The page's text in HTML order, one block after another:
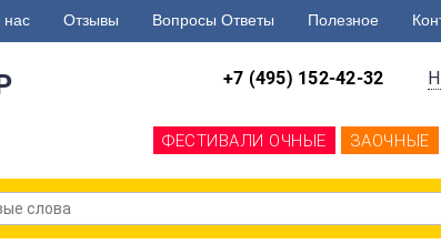
Отзывы Вопросы Ответы Полезное
+7 (495) 152-42-32
ФЕСТИВАЛИ ОЧНЫЕ ЗАОЧНЫЕ